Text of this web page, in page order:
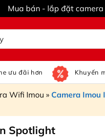
Mua bán - lắp đặt
ưu đãi hơn Khuyến
Wifi Imou » Camera Imou
Spotlight